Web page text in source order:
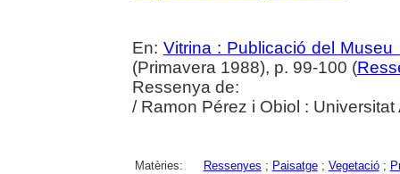
En: Vitrina : Publicació del
(Primavera 1988), p. 99-100 (
Ressenya de:
/ Ramon Pérez i Obiol :
Matèries: Ressenyes ; Paisatge; Vegetació;